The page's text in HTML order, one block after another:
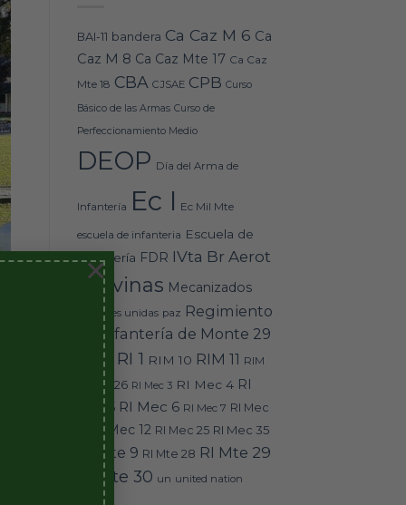
×
BAI-11 bandera Ca Caz M 6 Ca
Caz M 8 Ca Caz Mte 17 Ca Caz
Mte 18 CBA CJSAE CPB Curso
Básico de las Armas Curso de
Perfeccionamiento Medio
DEOP Día del Arma de
Infantería Ec I Ec Mil Mte
escuela de infanteria Escuela de
Infantería FDR IVta Br Aerot
Malvinas Mecanizados
naciones unidas paz Regimiento
de Infantería de Monte 29
reserva RI 1 RIM 10 RIM 11 RIM
RIM 26 RI Mec 3 RI Mec 4 RI
Mec 5 RI Mec 6 RI Mec 7 RI Mec
RI Mec 12 RI Mec 25 RI Mec 35
RI Mte 9 RI Mte 28 RI Mte 29
RI Mte 30 un united nation